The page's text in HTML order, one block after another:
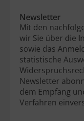
Newsletter
Mit den
wir Sie über die
sowie das
statistische
Newsletter
dem Empfang
Verfahren